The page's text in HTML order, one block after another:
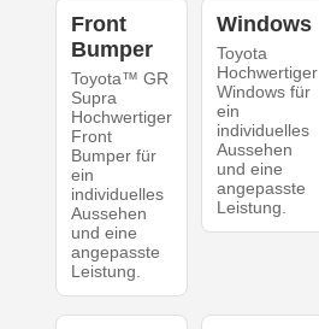
Front
Bumper
Toyota™ GR
Supra
Hochwertiger
Front
Bumper für
ein
individuelles
Aussehen
und eine
angepasste
Leistung.
Windows
Toyota
Hochwertiger
Windows für
ein
individuelles
Aussehen
und eine
angepasste
Leistung.